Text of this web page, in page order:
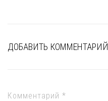
ДОБАВИТЬ КОММЕНТАРИЙ
Комментарий *